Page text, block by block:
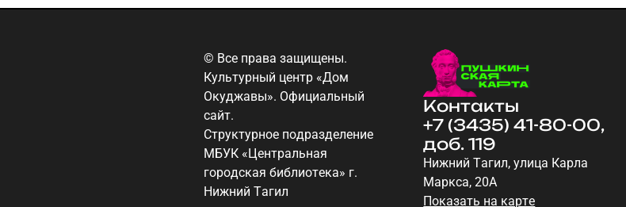
© Все права защищены.
Культурный центр «Дом
Окуджавы». Официальный
сайт.
Структурное подразделение
МБУК «Центральная
городская библиотека» г.
Нижний Тагил
Контакты
+7 (3435) 41-80-00,
доб. 119
Нижний Тагил, улица Карла
Маркса, 20А
Показать на карте